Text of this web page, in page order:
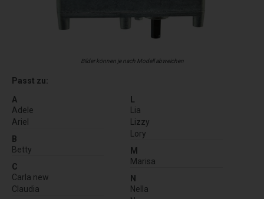
Bilder können je nach Modell abweichen
Passt zu:
A
Adele
Ariel
B
Betty
C
Carla new
Claudia
L
Lia
Lizzy
Lory
M
Marisa
N
Nella